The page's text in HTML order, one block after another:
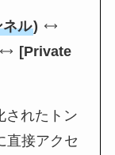
ル)
[Private
されたトン
直接アクセ